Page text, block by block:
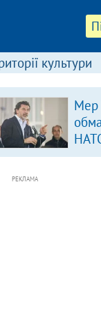
культури
Мер
РЕКЛАМА